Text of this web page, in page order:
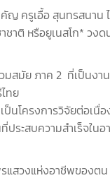
ครูเอื้อ สุนทรสนา
ติ หรือยูเนสโก* ว
มัย ภาค 2 ที่เป็นงา
ทย
โครงการวิจัยต่อเ
สบความสำเร็จใน
วงแห่งอาชีพของต